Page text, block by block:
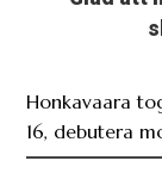
Honkavaara
16, debutera